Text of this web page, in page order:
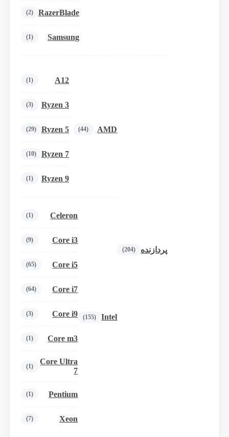
RazerBlade
(2)
Samsung
(1)
پردازنده (204)
AMD
(44)
A12
(1)
Ryzen 3
(3)
Ryzen 5
(29)
Ryzen 7
(10)
Ryzen 9
(1)
Intel
(155)
Celeron
(1)
Core i3
(9)
Core i5
(65)
Core i7
(64)
Core i9
(3)
Core m3
(1)
Core Ultra
7
(1)
Pentium
(1)
Xeon
(7)